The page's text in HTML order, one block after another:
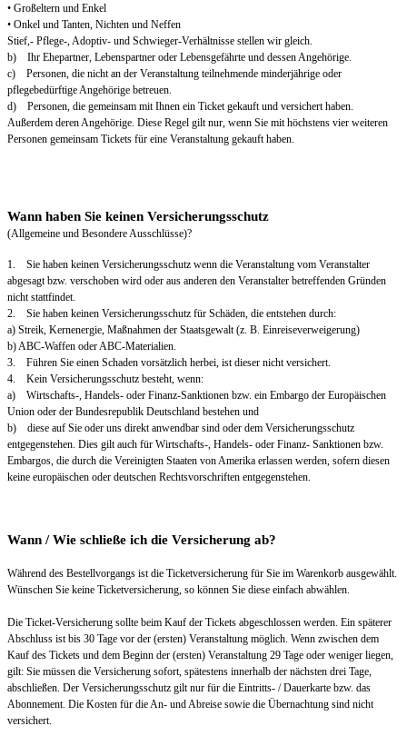
• Großeltern und Enkel
• Onkel und Tanten, Nichten und Neffen
Stief,- Pflege-, Adoptiv- und Schwieger-Verhältnisse stellen wir gleich.
b) Ihr Ehepartner, Lebenspartner oder Lebensgefährte und dessen Angehörige.
c) Personen, die nicht an der Veranstaltung teilnehmende minderjährige oder
pflegebedürftige Angehörige betreuen.
d) Personen, die gemeinsam mit Ihnen ein Ticket gekauft und versichert haben.
Außerdem deren Angehörige. Diese Regel gilt nur, wenn Sie mit höchstens vier weiteren
Personen gemeinsam Tickets für eine Veranstaltung gekauft haben.
Wann haben Sie keinen Versicherungsschutz
(Allgemeine und Besondere Ausschlüsse)?
1. Sie haben keinen Versicherungsschutz wenn die Veranstaltung vom Veranstalter
abgesagt bzw. verschoben wird oder aus anderen den Veranstalter betreffenden Gründen
nicht stattfindet.
2. Sie haben keinen Versicherungsschutz für Schäden, die entstehen durch:
a) Streik, Kernenergie, Maßnahmen der Staatsgewalt (z. B. Einreiseverweigerung)
b) ABC-Waffen oder ABC-Materialien.
3. Führen Sie einen Schaden vorsätzlich herbei, ist dieser nicht versichert.
4. Kein Versicherungsschutz besteht, wenn:
a) Wirtschafts-, Handels- oder Finanz-Sanktionen bzw. ein Embargo der Europäischen
Union oder der Bundesrepublik Deutschland bestehen und
b) diese auf Sie oder uns direkt anwendbar sind oder dem Versicherungsschutz
entgegenstehen. Dies gilt auch für Wirtschafts-, Handels- oder Finanz- Sanktionen bzw.
Embargos, die durch die Vereinigten Staaten von Amerika erlassen werden, sofern diesen
keine europäischen oder deutschen Rechtsvorschriften entgegenstehen.
Wann / Wie schließe ich die Versicherung ab?
Während des Bestellvorgangs ist die Ticketversicherung für Sie im Warenkorb ausgewählt.
Wünschen Sie keine Ticketversicherung, so können Sie diese einfach abwählen.
Die Ticket-Versicherung sollte beim Kauf der Tickets abgeschlossen werden. Ein späterer
Abschluss ist bis 30 Tage vor der (ersten) Veranstaltung möglich. Wenn zwischen dem
Kauf des Tickets und dem Beginn der (ersten) Veranstaltung 29 Tage oder weniger liegen,
gilt: Sie müssen die Versicherung sofort, spätestens innerhalb der nächsten drei Tage,
abschließen. Der Versicherungsschutz gilt nur für die Eintritts- / Dauerkarte bzw. das
Abonnement. Die Kosten für die An- und Abreise sowie die Übernachtung sind nicht
versichert.